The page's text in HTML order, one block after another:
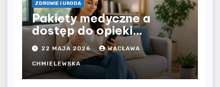
ZDROWIE I URODA
Pakiety medyczne a
dostęp do opieki
zdrowotnej bez
ograniczeń czasowych –
czy prywatna opieka daje
większą swobodę?
22 MAJA 2026 WACŁAWA
CHMIELEWSKA